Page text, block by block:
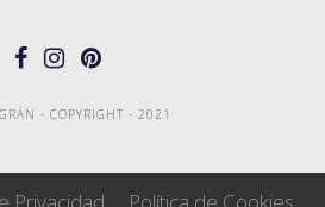
- COPYRIGHT - 2021